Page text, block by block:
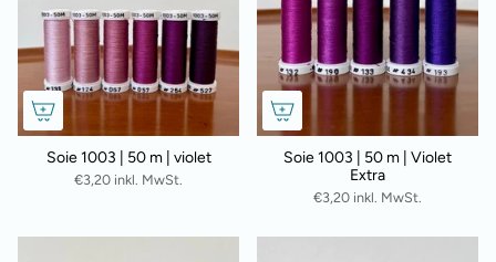
Soie 1003 | 50 m | violet
€3,20 inkl. MwSt.
Soie 1003 | 50 m | Violet
Extra
€3,20 inkl. MwSt.